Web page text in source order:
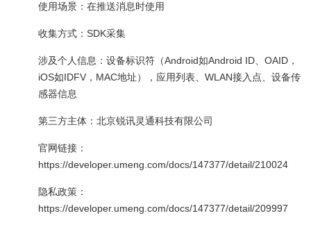
使用场景：在推送消息时使用
收集方式：SDK采集
涉及个人信息：设备标识符（Android如Android ID、OAID，
iOS如IDFV，MAC地址），应用列表、WLAN接入点、设备传
感器信息
第三方主体：北京锐讯灵通科技有限公司
官网链接：
https://developer.umeng.com/docs/147377/detail/210024
隐私政策：
https://developer.umeng.com/docs/147377/detail/209997